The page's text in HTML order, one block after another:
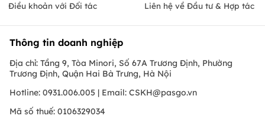
Điều khoản với Đối tác
Liên hệ về Đầu tư & Hợp tác
Thông tin doanh nghiệp
Địa chỉ: Tầng 9, Tòa Minori, Số 67A Trương Định, Phường
Trương Định, Quận Hai Bà Trưng, Hà Nội
Hotline: 0931.006.005 | Email: CSKH@pasgo.vn
Mã số thuế: 0106329034